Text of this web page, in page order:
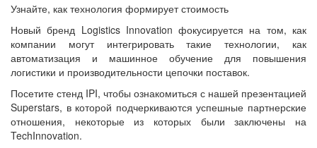
Узнайте, как технология формирует стоимость
Новый бренд Logistics Innovation фокусируется на том, как
компании могут интегрировать такие технологии, как
автоматизация и машинное обучение для повышения
логистики и производительности цепочки поставок.
Посетите стенд IPI, чтобы ознакомиться с нашей презентацией
Superstars, в которой подчеркиваются успешные партнерские
отношения, некоторые из которых были заключены на
TechInnovation.